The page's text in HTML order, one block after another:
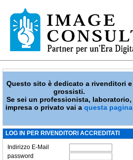
Questo sito è dedicato a rivenditori e
grossisti.
Se sei un professionista, laboratorio,
impresa o privato vai aquesta pagina
LOG IN PER RIVENDITORI ACCREDITATI
Indirizzo E-Mail
password